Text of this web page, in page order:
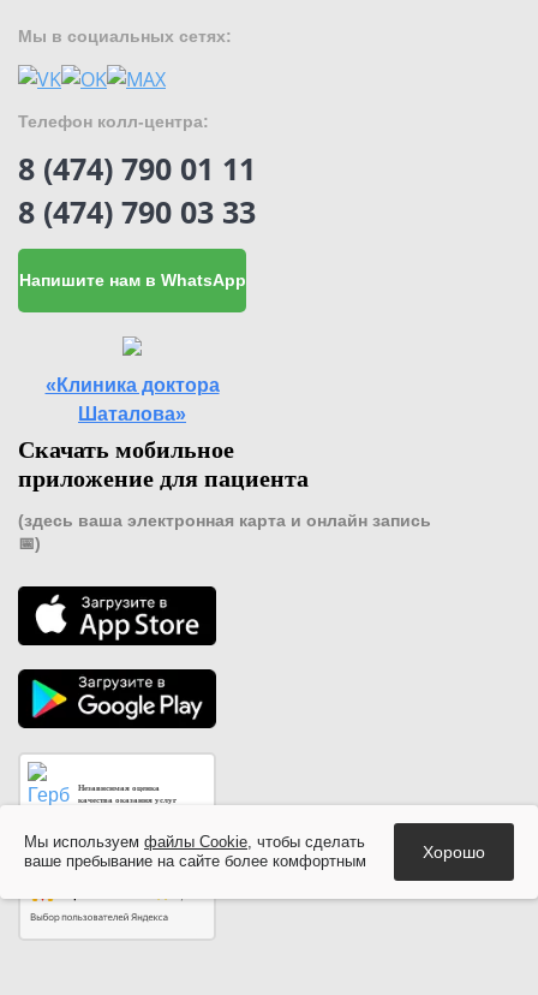
Мы в социальных сетях:
Телефон колл-центра:
8 (474) 790 01 11
8 (474) 790 03 33
Напишите нам в WhatsApp
«Клиника доктора
Шаталова»
Скачать мобильное
приложение для пациента
(здесь ваша электронная карта и онлайн запись
📅)
Независимая оценка
качества оказания услуг
Мы используем файлы Cookie, чтобы сделать
ваше пребывание на сайте более комфортным
Хорошо